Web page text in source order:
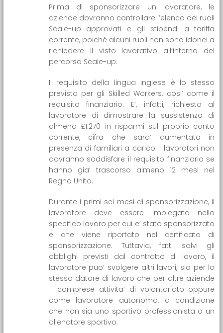
Prima di sponsorizzare un lavoratore, le
aziende dovranno controllare l’elenco dei ruoli
Scale-up approvati e gli stipendi a tariffa
corrente, poiché alcuni ruoli non sono idonei a
richiedere il visto lavorativo all’interno del
percorso Scale-up.
Il requisito della lingua inglese è lo stesso
previsto per gli Skilled Workers, cosi’ come il
requisito finanziario. E’, infatti, richiesto al
lavoratore di dimostrare la sussistenza di
almeno £1.270 in risparmi sul proprio conto
corrente, cifra che sara’ aumentata in
presenza di familiari a carico. I lavoratori non
dovranno soddisfare il requisito finanziario se
hanno gia’ trascorso almeno 12 mesi nel
Regno Unito.
Durante i primi sei mesi di sponsorizzazione, il
lavoratore deve essere impiegato nello
specifico lavoro per cui e’ stato sponsorizzato
e che viene riportato nel certificato di
sponsorizzazione. Tuttavia, fatti salvi gli
obblighi previsti dal contratto di lavoro, il
lavoratore puo’ svolgere altri lavori, sia per lo
stesso datore di lavoro che per altre aziende
– comprese attivita’ di volontariato oppure
come lavoratore autonomo, a condizione
che non sia uno sportivo professionista o un
allenatore sportivo.